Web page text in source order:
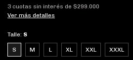
3 cuotas sin interés de $299.000
Ver más detalles
Talle: S
S M L XL XXL XXXL